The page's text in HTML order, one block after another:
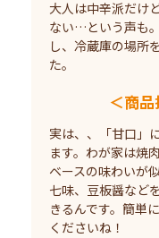
大人は中辛派だけ
ない…という声も
し、冷蔵庫の場所
た。
＜商
実は、、「甘口」
ます。わが家は焼
ベースの味わいが
七味、豆板醤など
きるんです。簡単
くださいね！